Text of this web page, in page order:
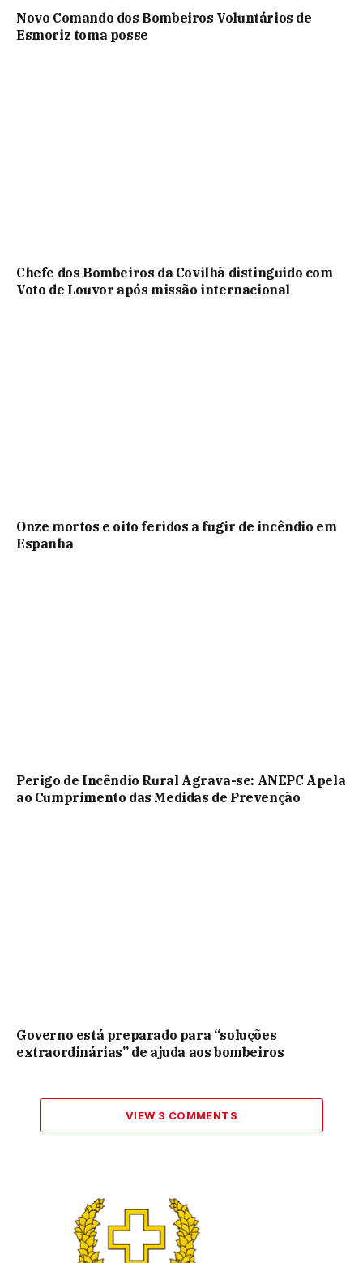
Novo Comando dos Bombeiros Voluntários de
Esmoriz toma posse
Chefe dos Bombeiros da Covilhã distinguido com
Voto de Louvor após missão internacional
Onze mortos e oito feridos a fugir de incêndio em
Espanha
Perigo de Incêndio Rural Agrava-se: ANEPC Apela
ao Cumprimento das Medidas de Prevenção
Governo está preparado para “soluções
extraordinárias” de ajuda aos bombeiros
VIEW 3 COMMENTS